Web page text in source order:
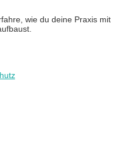
wie du deine Praxis mit